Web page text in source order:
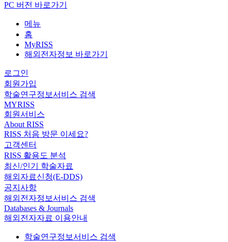
PC 버전 바로가기
메뉴
홈
MyRISS
해외전자정보 바로가기
로그인
회원가입
학술연구정보서비스 검색
MYRISS
회원서비스
About RISS
RISS 처음 방문 이세요?
고객센터
RISS 활용도 분석
최신/인기 학술자료
해외자료신청(E-DDS)
공지사항
해외전자정보서비스 검색
Databases & Journals
해외전자자료 이용안내
학술연구정보서비스 검색